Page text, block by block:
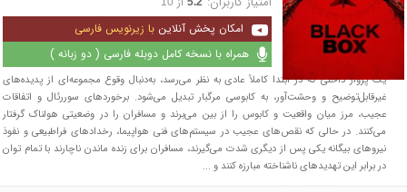
امکان پخش آنلاین با زیرنویس فارسی
همراه با نسخه کامل دوبله فارسی ( دو زبانه )
یک پرواز داخلی که در ابتدا کاملاً عادی به نظر می‌رسد، به‌دنبال وقوع مجموعه‌ای از پدیده‌های
غیرقابل‌توضیح و وحشت‌آور، به کابوسی مرگبار تبدیل می‌شود. برخوردهای سوررئال و اتفاقات
عجیب، مرز میان واقعیت و کابوس را از بین می‌برند و مسافران را در وضعیتی هولناک گرفتار
می‌کنند. در حالی که نقص‌های عجیب در سیستم‌های فنی هواپیما، رخدادهای فراطبیعی و نفوذ
نیروهای بیگانه یکی پس از دیگری شدت می‌گیرند، مسافران برای زنده ماندن ناچارند با تمام توان
در برابر این تهدیدهای ناشناخته مبارزه کنند و ...